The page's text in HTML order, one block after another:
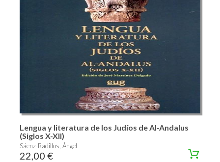
Lengua y literatura de los Judíos de Al-Andalus
(Siglos X-XII)
Sáenz-Badillos, Ángel
22,00 €